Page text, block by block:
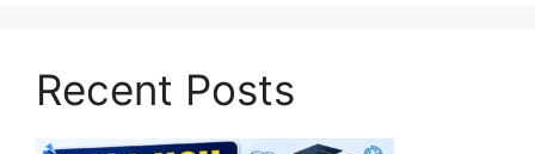
Recent Posts